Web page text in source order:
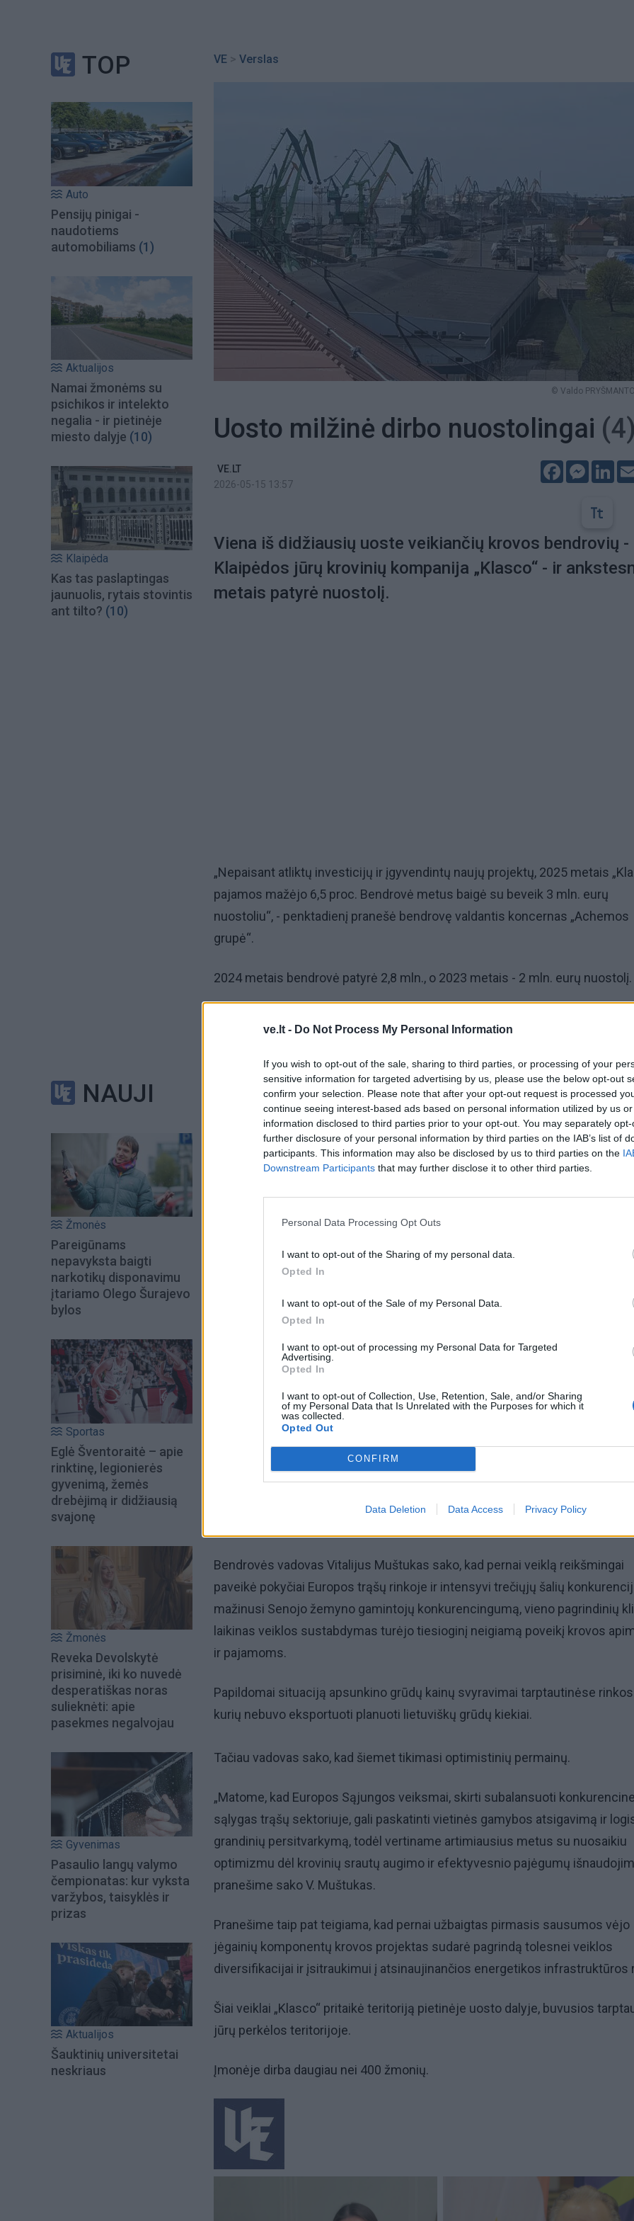
ve.lt - Do Not Process My Personal Information
If you wish to opt-out of the sale, sharing to third parties, or processing of your
sensitive information for targeted advertising by us, please use the below opt-out
confirm your selection. Please note that after your opt-out request is processed
continue seeing interest-based ads based on personal information utilized by us
information disclosed to third parties prior to your opt-out. You may separately
further disclosure of your personal information by third parties on the IAB’s list of
participants. This information may also be disclosed by us to third parties on the
Downstream Participants that may further disclose it to other third parties.
Personal Data Processing Opt Outs
I want to opt-out of the Sharing of my personal data.
Opted In
I want to opt-out of the Sale of my Personal Data.
Opted In
I want to opt-out of processing my Personal Data for Targeted
Advertising.
Opted In
I want to opt-out of Collection, Use, Retention, Sale, and/or Sharing
of my Personal Data that Is Unrelated with the Purposes for which it
was collected.
Opted Out
CONFIRM
Data Deletion Data Access Privacy Policy
TOP
Auto
Pensijų pinigai -
naudotiems
automobiliams (1)
Aktualijos
Namai žmonėms su
psichikos ir intelekto
negalia - ir pietinėje
miesto dalyje (10)
Klaipėda
Kas tas paslaptingas
jaunuolis, rytais stovintis
ant tilto? (10)
NAUJI
Žmonės
Pareigūnams
nepavyksta baigti
narkotikų disponavimu
įtariamo Olego Šurajevo
bylos
Sportas
Eglė Šventoraitė – apie
rinktinę, legionierės
gyvenimą, žemės
drebėjimą ir didžiausią
svajonę
Žmonės
Reveka Devolskytė
prisiminė, iki ko nuvedė
desperatiškas noras
sulieknėti: apie
pasekmes negalvojau
Gyvenimas
Pasaulio langų valymo
čempionatas: kur vyksta
varžybos, taisyklės ir
prizas
Aktualijos
Šauktinių universitetai
neskriaus
VE > Verslas
© Valdo
Uosto milžinė dirbo nuostolingai
VE.LT
2026-05-15 13:57
Facebook
Viena iš didžiausių uoste veikiančių krovos bendrovių -
Klaipėdos jūrų krovinių kompanija „Klasco“ - ir
metais patyrė nuostolį.
„Nepaisant atliktų investicijų ir įgyvendintų naujų projektų, 2025 metais
pajamos mažėjo 6,5 proc. Bendrovė metus baigė su beveik 3 mln. eurų
nuostoliu“, - penktadienį pranešė bendrovę valdantis koncernas „Achemos
grupė“.
2024 metais bendrovė patyrė 2,8 mln., o 2023 metais - 2 mln. eurų nuostolį.
, kad „Klasco“ gali būti parduodama, o vėliau skelbta, jog
gali įsigyti kitus verslus uoste valdanti Klaipėdos terminalo grupė.
Kaip pranešė „Achemos grupė“, pernai bendras „Klasco“ perkrautų
mažėjo 5,2 proc. iki 9,1 mln. tonų, pajamos siekė 36,1 mln. eurų.
Šiuo metu skaitomiausi
Negrįžo iš Jūros šventės: artimieji laukė dvi savaites
Pelių ir žiurkių baubas: kas graužikus gąsdina labiau nei
Bendrovės vadovas Vitalijus Muštukas sako, kad pernai veiklą reikšmingai
paveikė pokyčiai Europos trąšų rinkoje ir intensyvi trečiųjų šalių
mažinusi Senojo žemyno gamintojų konkurencingumą, vieno pagrindinių
laikinas veiklos sustabdymas turėjo tiesioginį neigiamą poveikį krovos
ir pajamoms.
Papildomai situaciją apsunkino grūdų kainų svyravimai tarptautinėse
kurių nebuvo eksportuoti planuoti lietuviškų grūdų kiekiai.
Tačiau vadovas sako, kad šiemet tikimasi optimistinių permainų.
„Matome, kad Europos Sąjungos veiksmai, skirti subalansuoti
sąlygas trąšų sektoriuje, gali paskatinti vietinės gamybos atsigavimą ir
grandinių persitvarkymą, todėl vertiname artimiausius metus su nuosaikiu
optimizmu dėl krovinių srautų augimo ir efektyvesnio pajėgumų
pranešime sako V. Muštukas.
Pranešime taip pat teigiama, kad pernai užbaigtas pirmasis sausumos vėjo
jėgainių komponentų krovos projektas sudarė pagrindą tolesnei veiklos
diversifikacijai ir įsitraukimui į atsinaujinančios energetikos infrastruktūros
Šiai veiklai „Klasco“ pritaikė teritoriją pietinėje uosto dalyje, buvusios
jūrų perkėlos teritorijoje.
Įmonėje dirba daugiau nei 400 žmonių.